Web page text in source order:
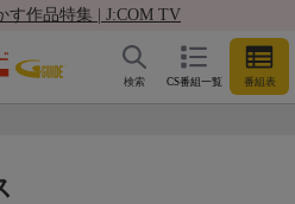
す作品特集 | J:COM TV
CS番組一覧 番組表
検索